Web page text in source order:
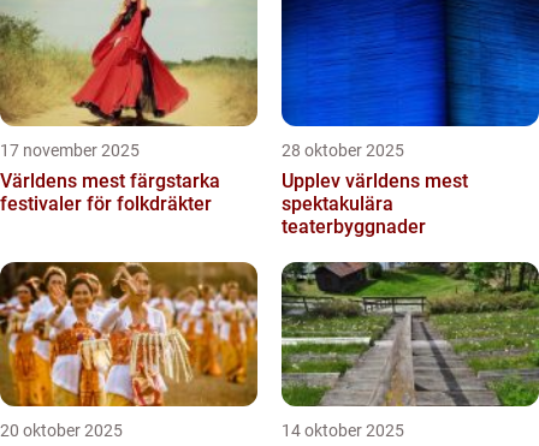
17 november 2025
Världens mest färgstarka
festivaler för folkdräkter
28 oktober 2025
Upplev världens mest
spektakulära
teaterbyggnader
20 oktober 2025 14 oktober 2025